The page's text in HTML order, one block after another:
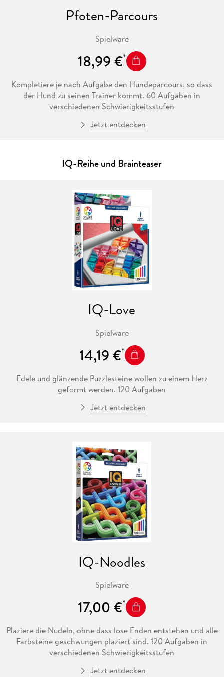
Pfoten-Parcours
Spielware
18,99 €
Kompletiere je nach Aufgabe den Hundeparcours, so dass
der Hund zu seinen Trainer kommt. 60 Aufgaben in
verschiedenen Schwierigkeitsstufen
Jetzt entdecken
IQ-Reihe und Brainteaser
IQ-Love
Spielware
14,19 €
Edele und glänzende Puzzlesteine wollen zu einem Herz
geformt werden. 120 Aufgaben
Jetzt entdecken
IQ-Noodles
Spielware
17,00 €
Plaziere die Nudeln, ohne dass lose Enden entstehen und alle
Farbsteine geschwungen plaziert sind. 120 Aufgaben in
verschiedenen Schwierigkeitsstufen
Jetzt entdecken